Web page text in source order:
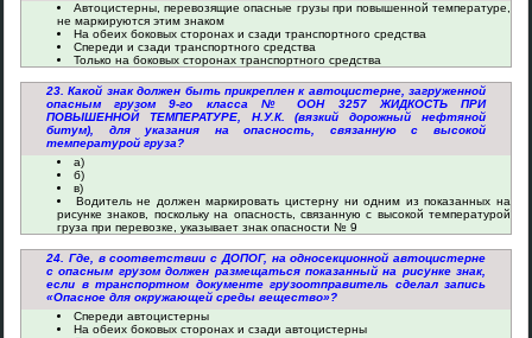
Автоцистерны, перевозящие опасные грузы при повышенной температуре,
не маркируются этим знаком
На обеих боковых сторонах и сзади транспортного средства
Спереди и сзади транспортного средства
Только на боковых сторонах транспортного средства
23. Какой знак должен быть прикреплен к автоцистерне, загруженной
опасным грузом 9-го класса № ООН 3257 ЖИДКОСТЬ ПРИ
ПОВЫШЕННОЙ ТЕМПЕРАТУРЕ, Н.У.К. (вязкий дорожный нефтяной
битум), для указания на опасность, связанную с высокой
температурой груза?
а)
б)
в)
Водитель не должен маркировать цистерну ни одним из показанных на
рисунке знаков, поскольку на опасность, связанную с высокой температурой
груза при перевозке, указывает знак опасности № 9
24. Где, в соответствии с ДОПОГ, на односекционной автоцистерне
с опасным грузом должен размещаться показанный на рисунке знак,
если в транспортном документе грузоотправитель сделал запись
«Опасное для окружающей среды вещество»?
Спереди автоцистерны
На обеих боковых сторонах и сзади автоцистерны